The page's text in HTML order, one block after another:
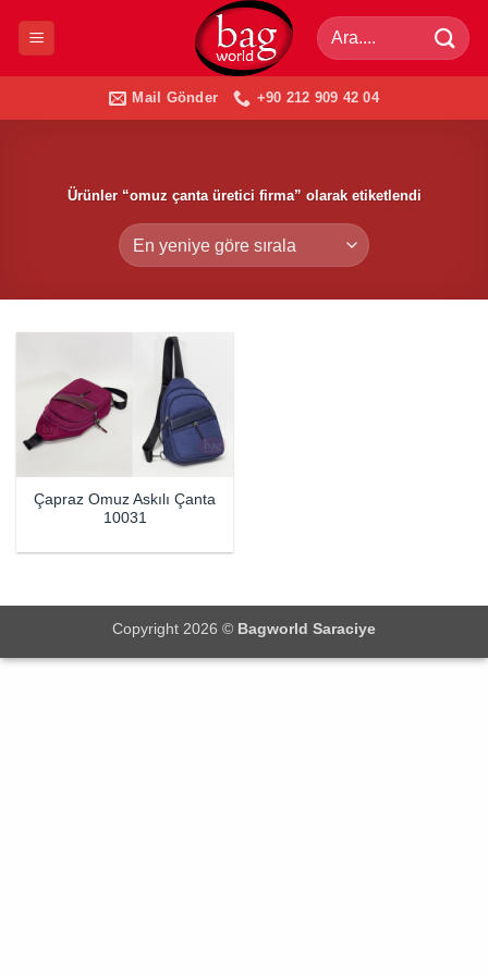
Ara:
Mail Gönder +90 212 909 42 04
Ürünler “omuz çanta üretici firma” olarak etiketlendi
Çapraz Omuz Askılı Çanta
10031
Copyright 2026 © Bagworld Saraciye